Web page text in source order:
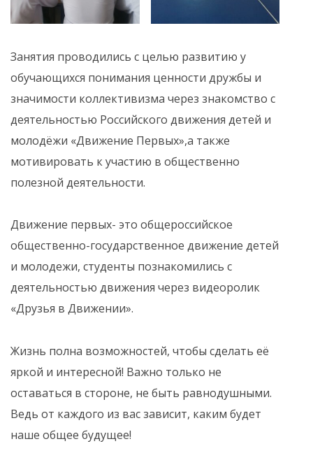
Занятия проводились с целью развитию у
обучающихся понимания ценности дружбы и
значимости коллективизма через знакомство с
деятельностью Российского движения детей и
молодёжи «Движение Первых»,а также
мотивировать к участию в общественно
полезной деятельности.
Движение первых- это общероссийское
общественно-государственное движение детей
и молодежи, студенты познакомились с
деятельностью движения через видеоролик
«Друзья в Движении».
Жизнь полна возможностей, чтобы сделать её
яркой и интересной! Важно только не
оставаться в стороне, не быть равнодушными.
Ведь от каждого из вас зависит, каким будет
наше общее будущее!